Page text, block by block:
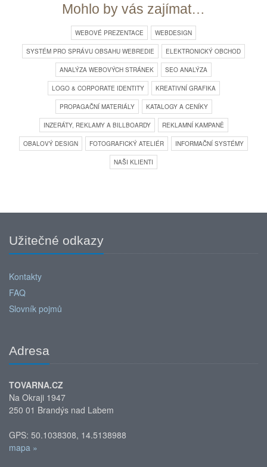
Mohlo by vás zajímat…
WEBOVÉ PREZENTACE WEBDESIGN
SYSTÉM PRO SPRÁVU OBSAHU WEBREDIE ELEKTRONICKÝ OBCHOD
ANALÝZA WEBOVÝCH STRÁNEK SEO ANALÝZA
LOGO & CORPORATE IDENTITY KREATIVNÍ GRAFIKA
PROPAGAČNÍ MATERIÁLY KATALOGY A CENÍKY
INZERÁTY, REKLAMY A BILLBOARDY REKLAMNÍ KAMPANĚ
OBALOVÝ DESIGN FOTOGRAFICKÝ ATELIÉR INFORMAČNÍ SYSTÉMY
NAŠI KLIENTI
Užitečné odkazy
Kontakty
FAQ
Slovník pojmů
Adresa
TOVARNA.CZ
Na Okraji 1947
250 01 Brandýs nad Labem
GPS: 50.1038308, 14.5138988
mapa »